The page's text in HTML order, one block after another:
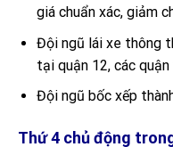
giá chuẩn xác, giảm
Đội ngũ lái xe thông
tại quận 12, các
Đội ngũ bốc xếp
Thứ 4 chủ động